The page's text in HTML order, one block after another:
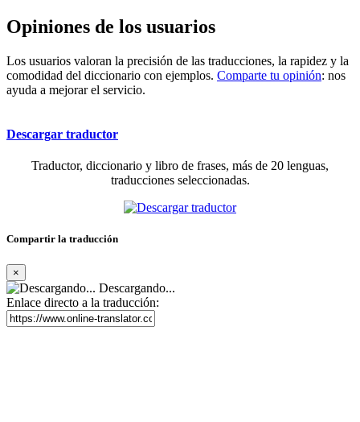
Opiniones de los usuarios
Los usuarios valoran la precisión de las traducciones, la rapidez y la
comodidad del diccionario con ejemplos. Comparte tu opinión: nos
ayuda a mejorar el servicio.
Descargar traductor
Traductor, diccionario y libro de frases, más de 20 lenguas,
traducciones seleccionadas.
Compartir la traducción
×
Descargando...
Enlace directo a la traducción: